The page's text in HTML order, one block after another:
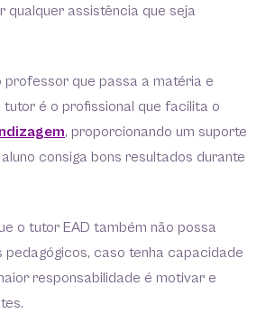
qualquer assistência que seja
professor que passa a matéria e
tutor é o profissional que facilita o
, proporcionando um suporte
consiga bons resultados durante
o tutor EAD também não possa
pedagógicos, caso tenha capacidade
responsabilidade é motivar e